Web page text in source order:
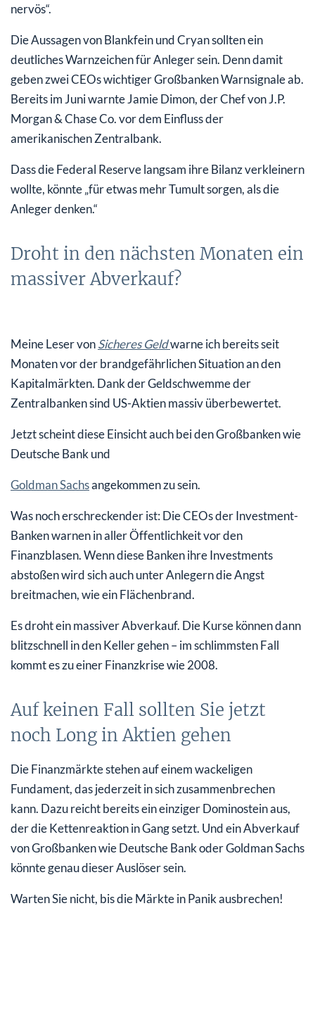
nervös“.
Die Aussagen von Blankfein und Cryan sollten ein
deutliches Warnzeichen für Anleger sein. Denn damit
geben zwei CEOs wichtiger Großbanken Warnsignale ab.
Bereits im Juni warnte Jamie Dimon, der Chef von J.P.
Morgan & Chase Co. vor dem Einfluss der
amerikanischen Zentralbank.
Dass die Federal Reserve langsam ihre Bilanz verkleinern
wollte, könnte „für etwas mehr Tumult sorgen, als die
Anleger denken.“
Droht in den nächsten Monaten ein
massiver Abverkauf?
Meine Leser vonSicheres Geldwarne ich bereits seit
Monaten vor der brandgefährlichen Situation an den
Kapitalmärkten. Dank der Geldschwemme der
Zentralbanken sind US-Aktien massiv überbewertet.
Jetzt scheint diese Einsicht auch bei den Großbanken wie
Deutsche Bank und
Goldman Sachsangekommen zu sein.
Was noch erschreckender ist: Die CEOs der Investment-
Banken warnen in aller Öffentlichkeit vor den
Finanzblasen. Wenn diese Banken ihre Investments
abstoßen wird sich auch unter Anlegern die Angst
breitmachen, wie ein Flächenbrand.
Es droht ein massiver Abverkauf. Die Kurse können dann
blitzschnell in den Keller gehen – im schlimmsten Fall
kommt es zu einer Finanzkrise wie 2008.
Auf keinen Fall sollten Sie jetzt
noch Long in Aktien gehen
Die Finanzmärkte stehen auf einem wackeligen
Fundament, das jederzeit in sich zusammenbrechen
kann. Dazu reicht bereits ein einziger Dominostein aus,
der die Kettenreaktion in Gang setzt. Und ein Abverkauf
von Großbanken wie Deutsche Bank oder Goldman Sachs
könnte genau dieser Auslöser sein.
Warten Sie nicht, bis die Märkte in Panik ausbrechen!